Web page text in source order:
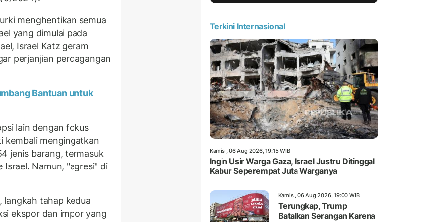
menghentikan semua
yang dimulai pada
Israel Katz geram
perjanjian perdagangan
Bantuan untuk
lain dengan fokus
kembali mengingatkan
jenis barang, termasuk
Namun, "agresi" di
langkah tahap kedua
ekspor dan impor yang
Terkini Internasional
Kamis , 06 Aug 2026, 19:15 WIB
Ingin Usir Warga Gaza, Israel Justru Ditinggal
Kabur Seperempat Juta Warganya
Kamis , 06 Aug 2026, 19:00 WIB
Terungkap, Trump
Batalkan Serangan Karena